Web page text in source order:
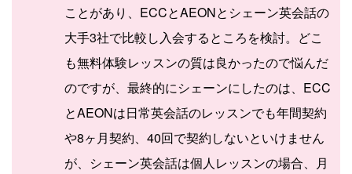
ことがあり、ECCとAEONとシェーン英会話の
大手3社で比較し入会するところを検討。どこ
も無料体験レッスンの質は良かったので悩んだ
のですが、最終的にシェーンにしたのは、ECC
とAEONは日常英会話のレッスンでも年間契約
や8ヶ月契約、40回で契約しないといけません
が、シェーン英会話は個人レッスンの場合、月